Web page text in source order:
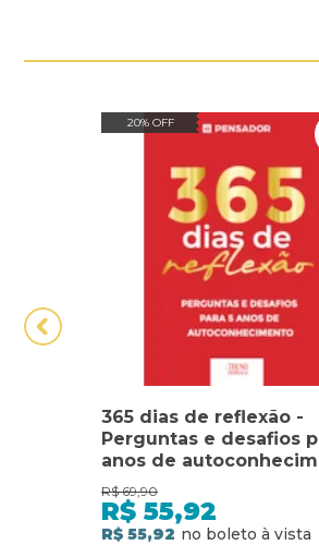
20% OFF
365 dias de reflexão -
Perguntas e desafios
anos de
Perguntas e desafios
anos de
R$ 69,90
R$ 55,92
R$ 55,92